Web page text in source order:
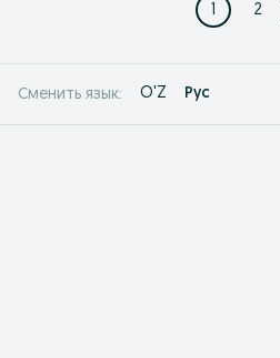
1 2
Сменить язык: O'Z Рус